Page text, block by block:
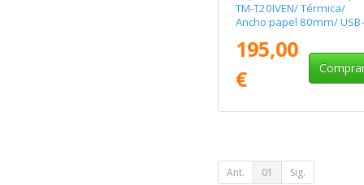
TM-T20IVEN/ Térmica/
Ancho papel 80mm/ USB-
195,00
€
Ant. 01 Sig.